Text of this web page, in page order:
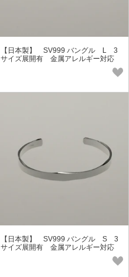
【日本製】 SV999 バングル L 3
サイズ展開有 金属アレルギー対応
【日本製】 SV999 バングル S 3
サイズ展開有 金属アレルギー対応